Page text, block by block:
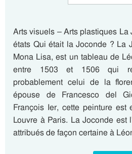
Arts visuels – Arts plastiques La
états Qui était la Joconde ? La
Mona Lisa, est un tableau de
entre 1503 et 1506 qui
probablement celui de la
épouse de Francesco del
François Ier, cette peinture est
Louvre à Paris. La Joconde est
attribués de façon certaine à